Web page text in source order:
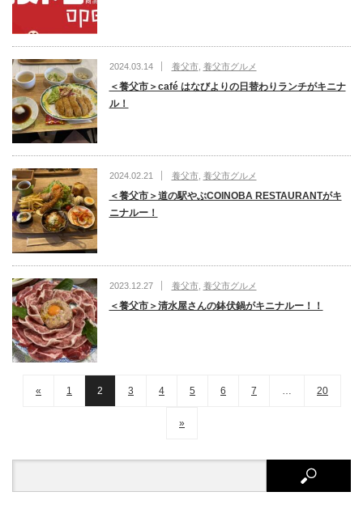
2024.03.14 養父市, 養父市グルメ
＜養父市＞café はなびよりの日替わりランチがキニナ
ル！
2024.02.21 養父市, 養父市グルメ
＜養父市＞道の駅やぶCOINOBA RESTAURANTがキ
ニナルー！
2023.12.27 養父市, 養父市グルメ
＜養父市＞清水屋さんの鉢伏鍋がキニナルー！！
« 1 2 3 4 5 6 7 … 20
»